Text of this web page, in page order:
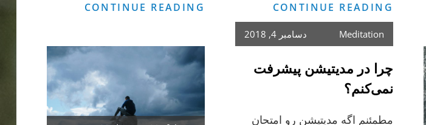
CONTINUE READING
هر
تجربه
CONTINUE READING
فکرهات
رو
نکن
Meditation دسامبر 4, 2018
چرا در مدیتیشن پیشرفت
نمی‌کنم؟
مطمئنم اگه مدیتیشن رو امتحان